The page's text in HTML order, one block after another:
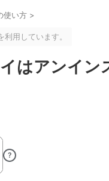
使い方 >
用しています。
はアンイン
?